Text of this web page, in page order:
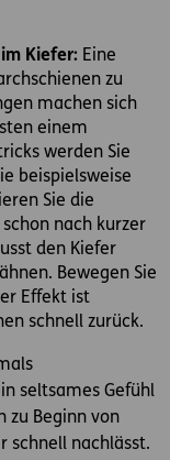
Kiefer: Eine
zu
machen sich
einem
werden Sie
beispielsweise
Sie die
nach kurzer
den Kiefer
Bewegen Sie
Effekt ist
schnell zurück.
seltsames Gefühl
zu Beginn von
schnell nachlässt.